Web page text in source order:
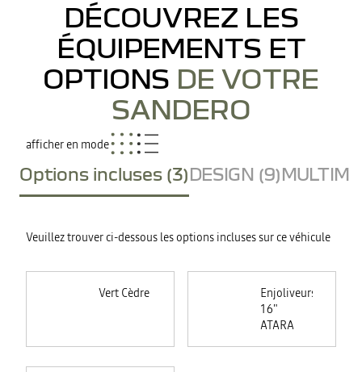
DÉCOUVREZ LES
ÉQUIPEMENTS ET
OPTIONS DE VOTRE
SANDERO
afficher en mode
Options incluses (3)DESIGN (9)
Veuillez trouver ci-dessous les options incluses sur ce véhicule
Vert Cèdre
Enjoliveurs
16"
ATARA